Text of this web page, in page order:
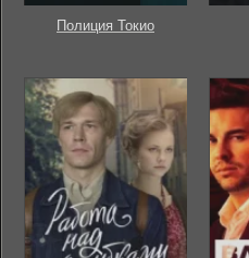
Полиция Токио